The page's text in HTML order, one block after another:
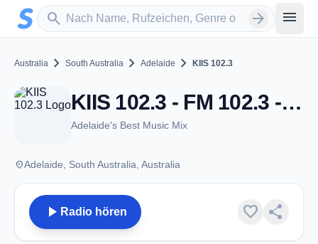
Zum Hauptinhalt springen
search
Sender suchen arrow_forward menu
Australia chevron_right South Australia chevron_right Adelaide chevron_right KIIS 102.3
KIIS 102.3 - FM 102.3 - Adelaide, SA
Adelaide's Best Music Mix
placeAdelaide, South Australia, Australia
play_arrow Radio hören favorite share